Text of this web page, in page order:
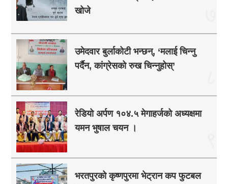
खोजे
उमेदवार बुर्लाकोटी भन्छन्, ‘मलाई चिन्नु
पर्दैन, कांग्रेसको रुख चिन्नुहोस्’
रेडियो अर्पण १०४.५ मेगाहर्जको अध्यक्षमा
यमन भुषाल चयन ।
भरतपुरको कृष्णपुरमा भेट्रान कप फुटबल